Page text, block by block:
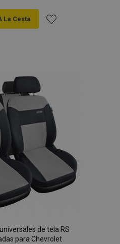
La Cesta
de
Deseos
de tela RS
para Chevrolet